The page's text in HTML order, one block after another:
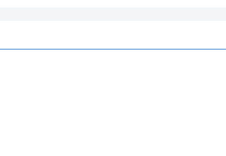
thí nghiệm khác…
máy khoan nha khoa, răng giả, các loại nẹp, niền
cơ, kim phun, xi lanh khí, khuôn, bảng PCB, phần cứng,